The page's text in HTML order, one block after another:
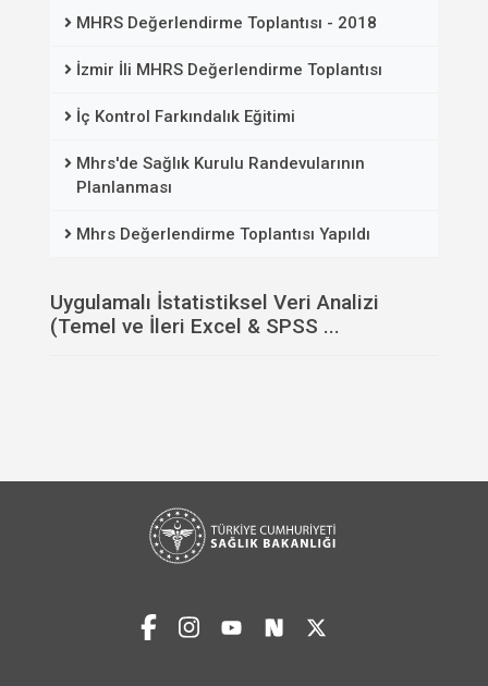
MHRS Değerlendirme Toplantısı - 2018
İzmir İli MHRS Değerlendirme Toplantısı
İç Kontrol Farkındalık Eğitimi
Mhrs'de Sağlık Kurulu Randevularının
Planlanması
Mhrs Değerlendirme Toplantısı Yapıldı
Uygulamalı İstatistiksel Veri Analizi
(Temel ve İleri Excel & SPSS ...